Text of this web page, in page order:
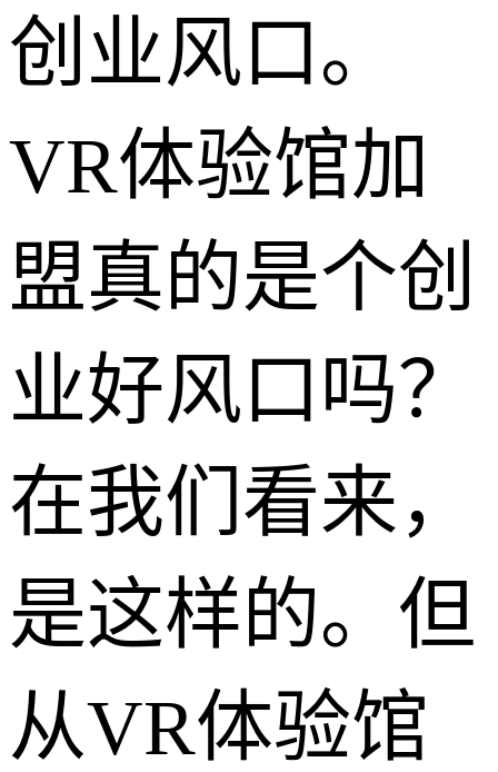
创业风口。
VR体验馆加
盟真的是个创
业好风口吗？
在我们看来，
是这样的。但
从VR体验馆